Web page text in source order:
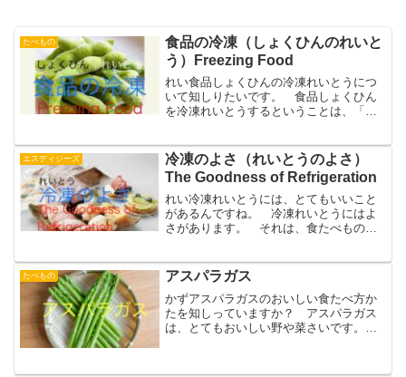
たべもの
食品の冷凍（しょくひんのれいと
う）Freezing Food
れい食品しょくひんの冷凍れいとうにつ
いて知しりたいです。 食品しょくひん
を冷凍れいとうするということは、「食
す。スープの れいとうしょくひん 食
品しょくひんは多おおくの...
エスディジーズ
冷凍のよさ（れいとうのよさ）
The Goodness of Refrigeration
れい冷凍れいとうには、とてもいいこと
があるんですね。 冷凍れいとうにはよ
さがあります。 それは、食たべものを
せかいには、様々さまざまな問題もんだ
いがあります。飢餓きがも...
たべもの アスパラガス
かずアスパラガスのおいしい食たべ方か
たを知しっていますか？ アスパラガス
は、とてもおいしい野や菜さいです。